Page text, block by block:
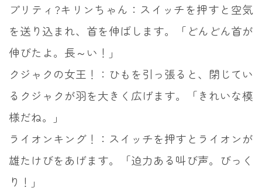
プリティ?キリンちゃん：スイッチを押すと空気
を送り込まれ、首を伸ばします。「どんどん首が
伸びたよ。長～い！」
クジャクの女王！：ひもを引っ張ると、閉じてい
るクジャクが羽を大きく広げます。「きれいな模
様だね。」
ライオンキング！：スイッチを押すとライオンが
雄たけびをあげます。「迫力ある叫び声。びっく
り！」